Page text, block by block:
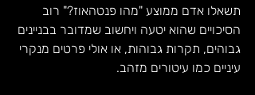
תשאלו אדם ממוצע "מהו פנטהאוז?" רוב
הסיכויים שהוא יטעה ויחשוב שמדובר בבניינים
גבוהים, תקרות גבוהות, או אולי פרטים מנקרי
עיניים כמו עיטורים מזהב.